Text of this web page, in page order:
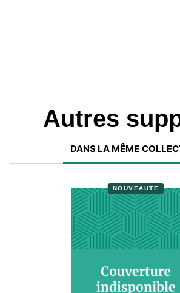
Autres
DANS LA MÊME
NOUVEAUTÉ